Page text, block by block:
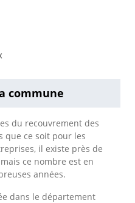
commune
du recouvrement des
que ce soit pour les
il existe près de
ce nombre est en
années.
dans le département